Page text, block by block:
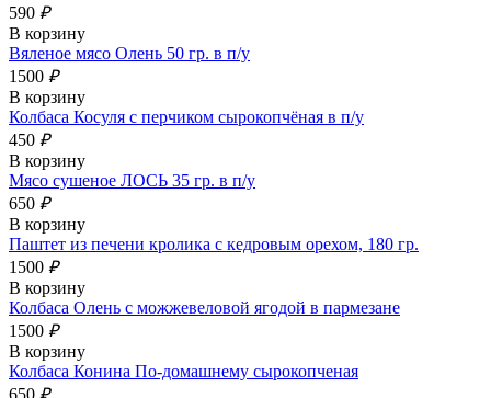
590 ₽
В корзину
Вяленое мясо Олень 50 гр. в п/у
1500 ₽
В корзину
Колбаса Косуля с перчиком сырокопчёная в п/у
450 ₽
В корзину
Мясо сушеное ЛОСЬ 35 гр. в п/у
650 ₽
В корзину
Паштет из печени кролика с кедровым орехом, 180 гр.
1500 ₽
В корзину
Колбаса Олень с можжевеловой ягодой в пармезане
1500 ₽
В корзину
Колбаса Конина По-домашнему сырокопченая
650 ₽